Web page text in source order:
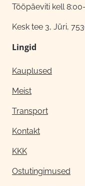
Tööpäeviti kell
Kesk tee 3, Jüri,
Lingid
Kauplused
Meist
Transport
Kontakt
KKK
Ostutingimused